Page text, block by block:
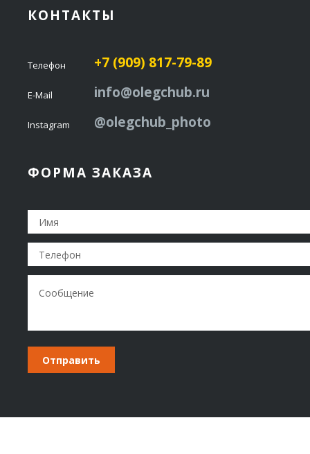
КОНТАКТЫ
Телефон +7 (909) 817-79-89
E-Mail info@olegchub.ru
Instagram @olegchub_photo
ФОРМА ЗАКАЗА